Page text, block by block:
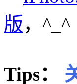
版，^_^
Tips：